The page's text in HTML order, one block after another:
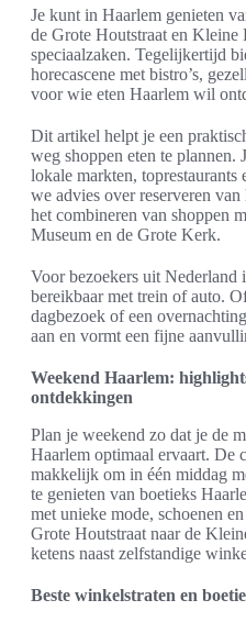
Je kunt in Haarlem genieten
de Grote Houtstraat en Kleine
speciaalzaken. Tegelijkertijd
horecascene met bistro’s,
voor wie eten Haarlem wil
Dit artikel helpt je een
weg shoppen eten te plannen.
lokale markten, toprestaurants
we advies over reserveren
het combineren van shoppen
Museum en de Grote Kerk.
Voor bezoekers uit Nederland
bereikbaar met trein of auto.
dagbezoek of een
aan en vormt een fijne
Weekend Haarlem:
ontdekkingen
Plan je weekend zo dat je de
Haarlem optimaal ervaart. De
makkelijk om in één middag
te genieten van boetieks
met unieke mode, schoenen
Grote Houtstraat naar de
ketens naast zelfstandige
Beste winkelstraten en